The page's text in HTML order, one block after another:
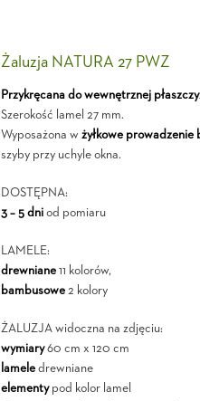
Żaluzja NATURA 27 PWZ
Przykręcana do wewnętrznej
Szerokość lamel 27 mm.
Wyposażona wżyłkowe prowadzenie
szyby przy uchyle okna.
DOSTĘPNA:
3 – 5 dni od pomiaru
LAMELE:
drewniane 11 kolorów,
bambusowe 2 kolory
ŻALUZJA widoczna na zdjęciu:
wymiary60 cm x 120 cm
lamele drewniane
elementypod kolor lamel